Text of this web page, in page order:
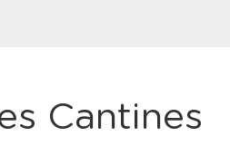
Cantines